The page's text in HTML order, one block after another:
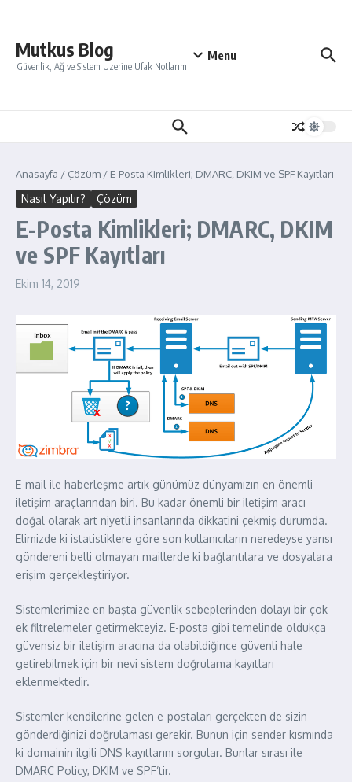
Mutkus Blog
Güvenlik, Ağ ve Sistem Üzerine Ufak Notlarım
Menu
Anasayfa / Çözüm / E-Posta Kimlikleri; DMARC, DKIM ve SPF Kayıtları
Nasıl Yapılır? Çözüm
E-Posta Kimlikleri; DMARC, DKIM
ve SPF Kayıtları
Ekim 14, 2019
E-mail ile haberleşme artık günümüz dünyamızın en önemli
iletişim araçlarından biri. Bu kadar önemli bir iletişim aracı
doğal olarak art niyetli insanlarında dikkatini çekmiş durumda.
Elimizde ki istatistiklere göre son kullanıcıların neredeyse yarısı
göndereni belli olmayan maillerde ki bağlantılara ve dosyalara
erişim gerçekleştiriyor.
Sistemlerimize en başta güvenlik sebeplerinden dolayı bir çok
ek filtrelemeler getirmekteyiz. E-posta gibi temelinde oldukça
güvensiz bir iletişim aracına da olabildiğince güvenli hale
getirebilmek için bir nevi sistem doğrulama kayıtları
eklenmektedir.
Sistemler kendilerine gelen e-postaları gerçekten de sizin
gönderdiğinizi doğrulaması gerekir. Bunun için sender kısmında
ki domainin ilgili DNS kayıtlarını sorgular. Bunlar sırası ile
DMARC Policy, DKIM ve SPF’tir.